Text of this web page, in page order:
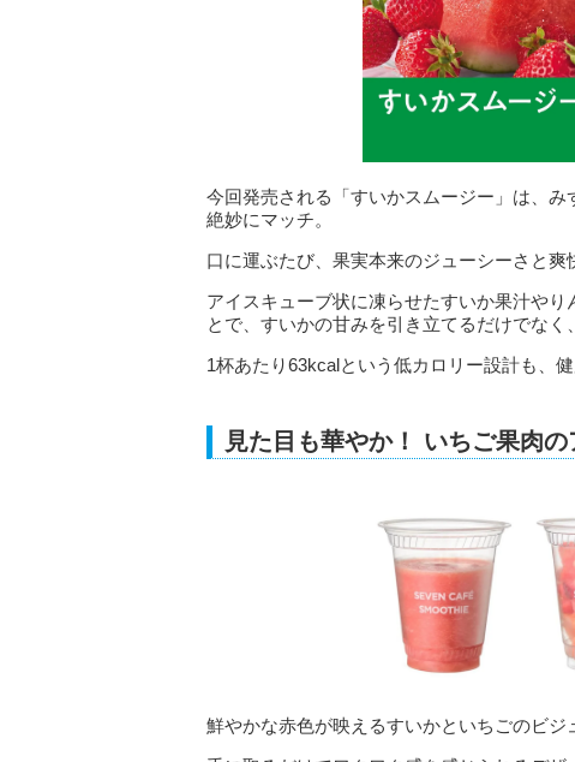
今回発売される「すいかスムージー」は、
絶妙にマッチ。
口に運ぶたび、果実本来のジューシーさと爽
アイスキューブ状に凍らせたすいか果汁や
とで、すいかの甘みを引き立てるだけでなく
1杯あたり63kcalという低カロリー設計も、
見た目も華やか！ いちご果肉
鮮やかな赤色が映えるすいかといちごのビジ